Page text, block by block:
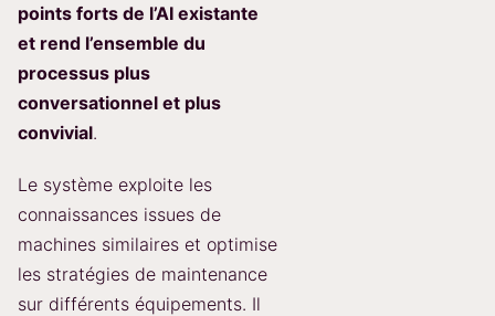
points forts de l’AI existante
et rend l’ensemble du
processus plus
conversationnel et plus
convivial.
Le système exploite les
connaissances issues de
machines similaires et optimise
les stratégies de maintenance
sur différents équipements. Il